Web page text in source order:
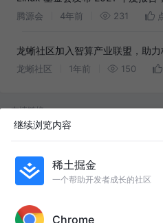
腾源会 4年前 231
龙蜥社区加入智算产业联盟，助
生态
龙蜥社区 1年前 150
友情链接：
阿里健康：如何用 AIGC 快速生成电商主
2024年天马黑珍珠知识星球马克币榜
早期天赋识别创新
视频音频提取
Udio生成音乐案例收集
上海市2023年
继续浏览内容
稀土掘金
一个帮助开发者成长的社区
Chrome